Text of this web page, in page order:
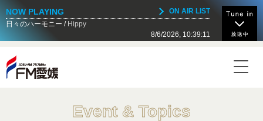
Event & Topics
20:00 - 22:00
カモ☆れでぃ★Night！
NOW PLAYING
ON AIR LIST
日々のハーモニー
Hippy
8/6/2026, 10:39:11